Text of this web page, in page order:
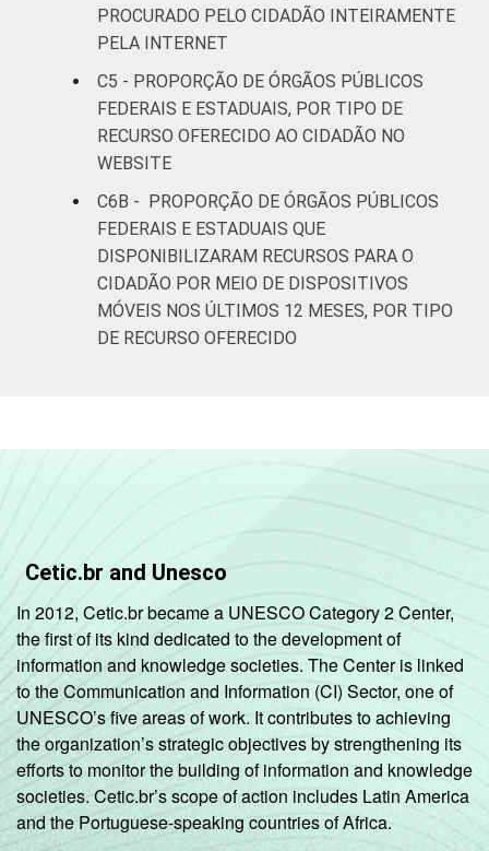
PROCURADO PELO CIDADÃO INTEIRAMENTE
PELA INTERNET
C5 - PROPORÇÃO DE ÓRGÃOS PÚBLICOS
FEDERAIS E ESTADUAIS, POR TIPO DE
RECURSO OFERECIDO AO CIDADÃO NO
WEBSITE
C6B - PROPORÇÃO DE ÓRGÃOS PÚBLICOS
FEDERAIS E ESTADUAIS QUE
DISPONIBILIZARAM RECURSOS PARA O
CIDADÃO POR MEIO DE DISPOSITIVOS
MÓVEIS NOS ÚLTIMOS 12 MESES, POR TIPO
DE RECURSO OFERECIDO
Cetic.br and Unesco
In 2012, Cetic.br became a UNESCO Category 2 Center,
the first of its kind dedicated to the development of
information and knowledge societies. The Center is linked
to the Communication and Information (CI) Sector, one of
UNESCO’s five areas of work. It contributes to achieving
the organization’s strategic objectives by strengthening its
efforts to monitor the building of information and knowledge
societies. Cetic.br’s scope of action includes Latin America
and the Portuguese-speaking countries of Africa.